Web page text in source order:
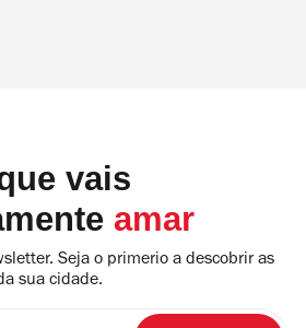
vais
amar
Seja o primerio a descobrir as
sua cidade.